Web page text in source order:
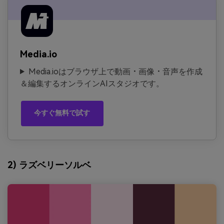
Media.io
Media.ioはブラウザ上で動画・画像・音声を作成
＆編集するオンラインAIスタジオです。
今すぐ無料で試す
2) ラズベリーソルベ